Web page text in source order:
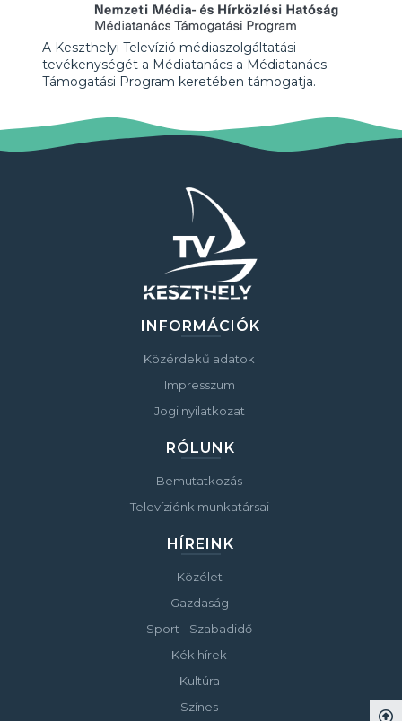
A Keszthelyi Televízió médiaszolgáltatási
tevékenységét a Médiatanács a Médiatanács
Támogatási Program keretében támogatja.
INFORMÁCIÓK
Közérdekű adatok
Impresszum
Jogi nyilatkozat
RÓLUNK
Bemutatkozás
Televíziónk munkatársai
HÍREINK
Közélet
Gazdaság
Sport - Szabadidő
Kék hírek
Kultúra
Színes